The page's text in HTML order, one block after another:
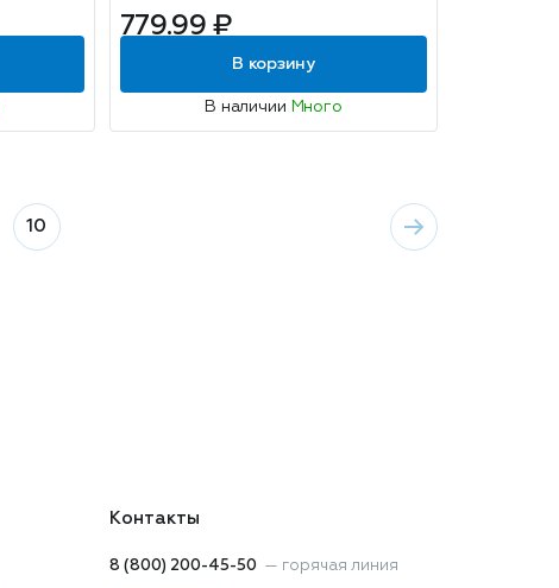
1000мл
779.99 ₽
В корзину
В наличии Много
10
Контакты
8 (800) 200-45-50 — горячая линия